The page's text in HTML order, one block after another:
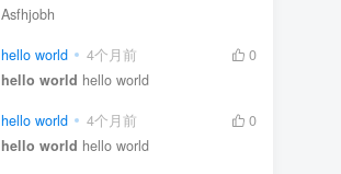
Asfhjobh
hello world 4个月前
0
hello world hello world
hello world 4个月前
0
hello world hello world